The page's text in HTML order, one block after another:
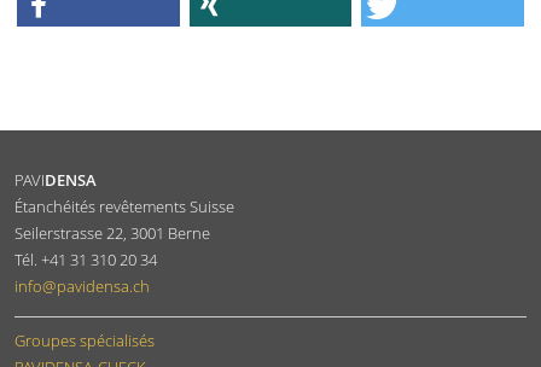
PAVIDENSA
Étanchéités revêtements Suisse
Seilerstrasse 22, 3001 Berne
Tél. +41 31 310 20 34
info@pavidensa.ch
Groupes spécialisés